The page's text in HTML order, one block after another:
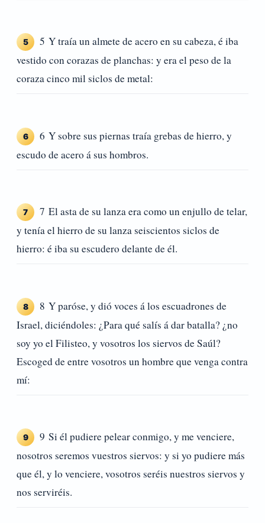
5
5 Y traía un almete de acero en su cabeza, é iba
vestido con corazas de planchas: y era el peso de la
coraza cinco mil siclos de metal:
6
6 Y sobre sus piernas traía grebas de hierro, y
escudo de acero á sus hombros.
7
7 El asta de su lanza era como un enjullo de telar,
y tenía el hierro de su lanza seiscientos siclos de
hierro: é iba su escudero delante de él.
8
8 Y paróse, y dió voces á los escuadrones de
Israel, diciéndoles: ¿Para qué salís á dar batalla? ¿no
soy yo el Filisteo, y vosotros los siervos de Saúl?
Escoged de entre vosotros un hombre que venga contra
mí:
9
9 Si él pudiere pelear conmigo, y me venciere,
nosotros seremos vuestros siervos: y si yo pudiere más
que él, y lo venciere, vosotros seréis nuestros siervos y
nos serviréis.